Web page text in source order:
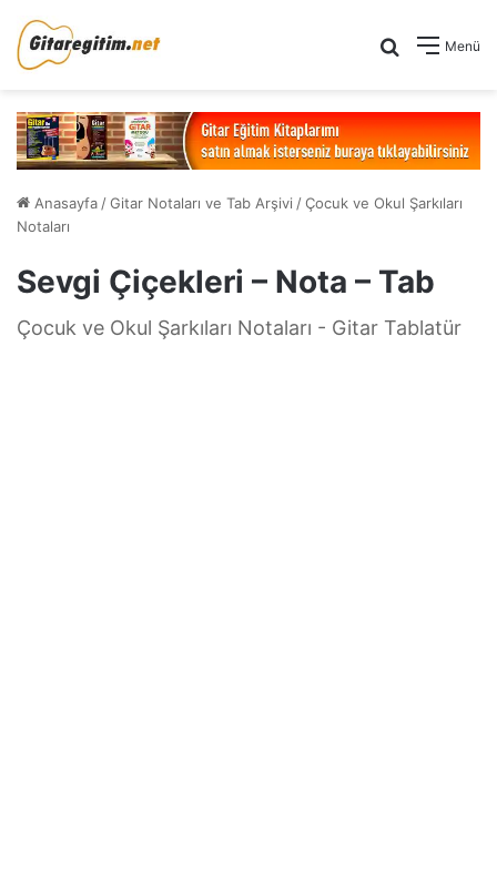
Menü
Arama yap
Anasayfa /Gitar Notaları ve Tab Arşivi /Çocuk ve Okul Şarkıları
Notaları
Sevgi Çiçekleri – Nota – Tab
Çocuk ve Okul Şarkıları Notaları - Gitar Tablatür